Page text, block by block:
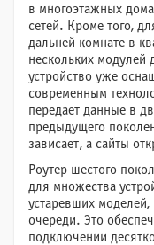
в многоэтажных
сетей. Кроме того,
дальней комнате в
нескольких модулей
устройство уже
современным
передает данные в
предыдущего
зависает, а сайты
Роутер шестого
для множества
устаревших моделей,
очереди. Это
подключении